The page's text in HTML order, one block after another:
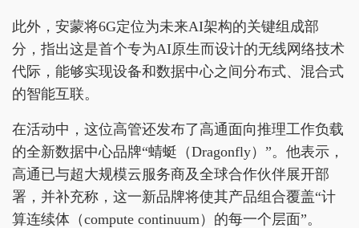
此外，安蒙将6G定位为未来AI架构的关键组成部
分，指出这是首个专为AI原生而设计的无线网络技术
代际，能够实现设备和数据中心之间分布式、混合式
的智能互联。
在活动中，这位高管还发布了高通面向推理工作负载
的全新数据中心品牌“蜻蜓（Dragonfly）”。他表示，
高通已与超大规模云服务商及全球合作伙伴展开部
署，并补充称，这一新品牌将使其产品组合覆盖“计
算连续体（compute continuum）的每一个层面”。